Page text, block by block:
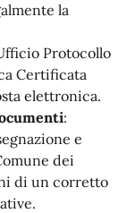
la
Protocollo
Certificata
elettronica.
:
e
dei
di un corretto